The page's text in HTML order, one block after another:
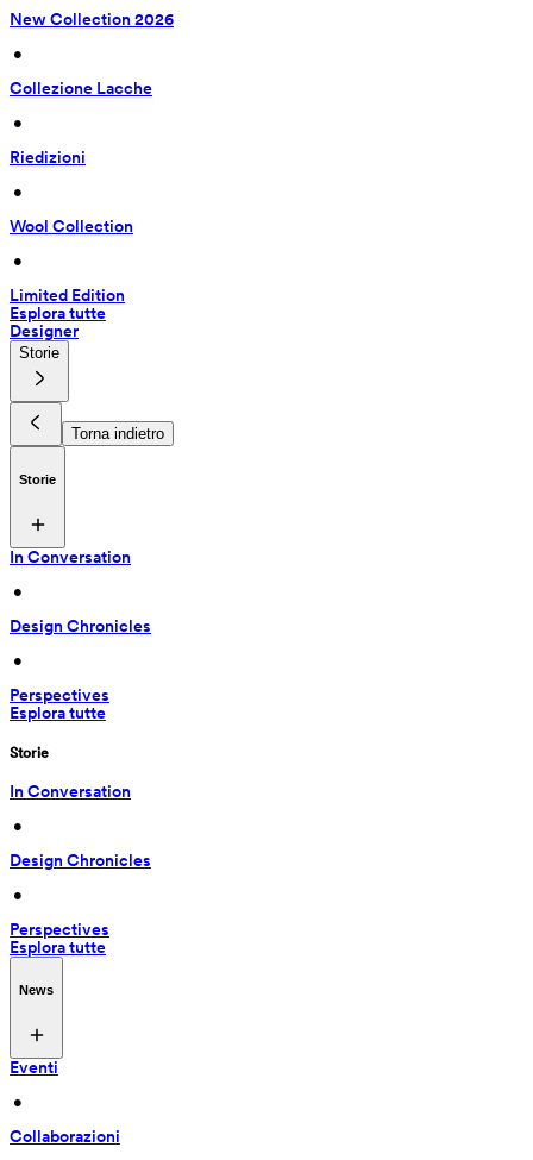
New Collection 2026
•
Collezione Lacche
•
Riedizioni
•
Wool Collection
•
Limited Edition
Esplora tutte
Designer
Storie
Torna indietro
Storie
In Conversation
•
Design Chronicles
•
Perspectives
Esplora tutte
Storie
In Conversation
•
Design Chronicles
•
Perspectives
Esplora tutte
News
Eventi
•
Collaborazioni